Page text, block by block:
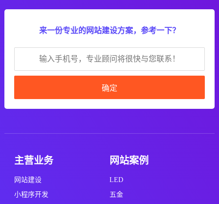
来一份专业的网站建设方案，参考一下？
确定
主营业务
网站建设
小程序开发
网站案例
LED
五金